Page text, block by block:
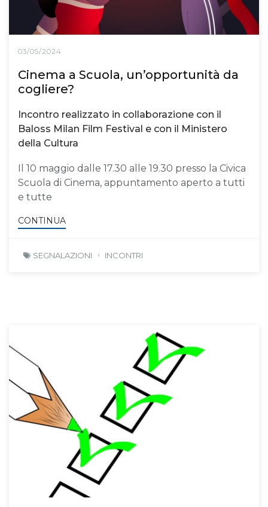
03/05/2024
Cinema a Scuola, un’opportunità da
cogliere?
Incontro realizzato in collaborazione con il
Baloss Milan Film Festival e con il Ministero
della Cultura
Il 10 maggio dalle 17.30 alle 19.30 presso la Civica
Scuola di Cinema, appuntamento aperto a tutti
e tutte
CONTINUA
SEGNALAZIONI INCONTRI